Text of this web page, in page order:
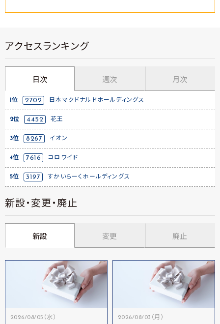
アクセスランキング
日次 週次 月次
1位 2702 日本マクドナルドホールディングス
2位 4452 花王
3位 8267 イオン
4位 7616 コロワイド
5位 3197 すかいらーくホールディングス
新設・変更・廃止
新設 変更 廃止
2026/08/05（水） 2026/08/03（月）